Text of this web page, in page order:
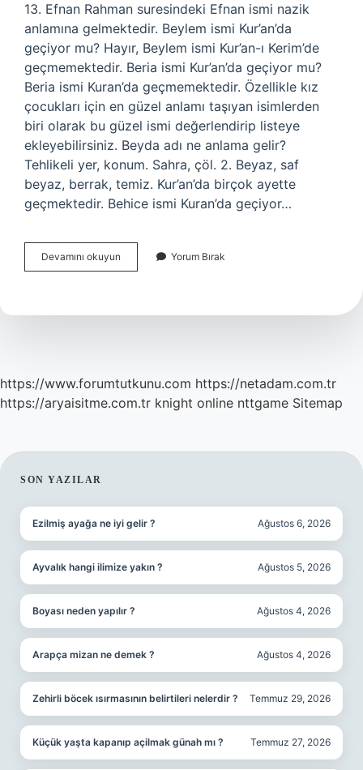
13. Efnan Rahman suresindeki Efnan ismi nazik
anlamına gelmektedir. Beylem ismi Kur’an’da
geçiyor mu? Hayır, Beylem ismi Kur’an-ı Kerim’de
geçmemektedir. Beria ismi Kur’an’da geçiyor mu?
Beria ismi Kuran’da geçmemektedir. Özellikle kız
çocukları için en güzel anlamı taşıyan isimlerden
biri olarak bu güzel ismi değerlendirip listeye
ekleyebilirsiniz. Beyda adı ne anlama gelir?
Tehlikeli yer, konum. Sahra, çöl. 2. Beyaz, saf
beyaz, berrak, temiz. Kur’an’da birçok ayette
geçmektedir. Behice ismi Kuran’da geçiyor…
Devamını okuyun
Ismi
Mu
Yorum Bırak
https://www.forumtutkunu.com https://netadam.com.tr
https://aryaisitme.com.tr knight online nttgame Sitemap
SIDEBAR
SON YAZILAR
Ezilmiş ayağa ne iyi gelir ? Ağustos 6, 2026
Ayvalık hangi ilimize yakın ? Ağustos 5, 2026
Boyası neden yapılır ? Ağustos 4, 2026
Arapça mizan ne demek ? Ağustos 4, 2026
Zehirli böcek ısırmasının belirtileri nelerdir ? Temmuz 29, 2026
Küçük yaşta kapanıp açilmak günah mı ? Temmuz 27, 2026